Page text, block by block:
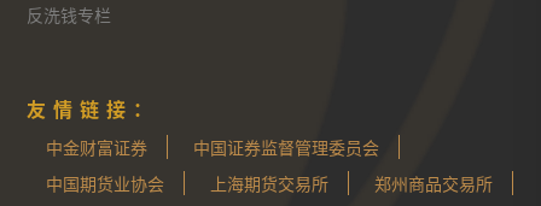
反洗钱专栏
友情链接：
中金财富证券
中国证券监督管理委员会
中国期货业协会
上海期货交易所 郑州商品交易所